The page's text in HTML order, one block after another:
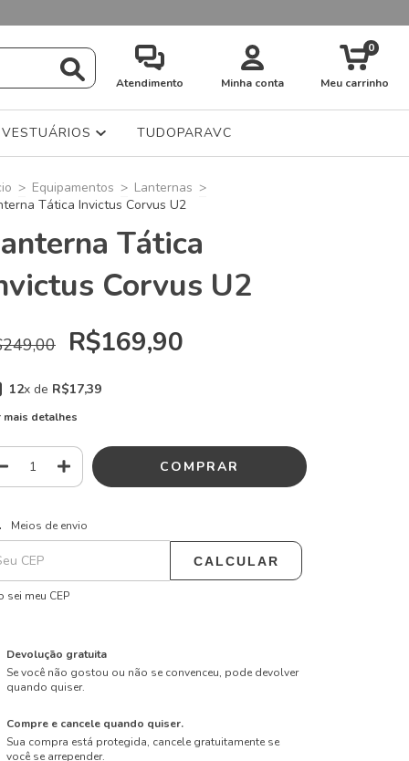
Atendimento Minha conta Meu carrinho
0
VESTUÁRIOS TUDOPARAVC
> Equipamentos > Lanternas >
Tática Invictus Corvus U2
Tática
Corvus U2
R$169,90
12x de R$17,39
mais detalhes
para o CEP:
Meios de envio
CALCULAR
sei meu CEP
Devolução gratuita
Se você não gostou ou não se convenceu, pode devolver
quando quiser.
Compre e cancele quando quiser.
Sua compra está protegida, cancele gratuitamente se
você se arrepender.